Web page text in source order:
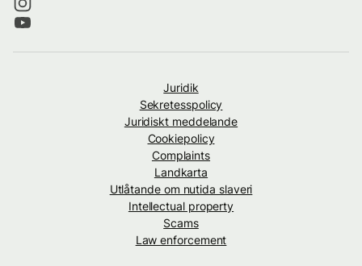
Juridik
Sekretesspolicy
Juridiskt meddelande
Cookiepolicy
Complaints
Landkarta
Utlåtande om nutida slaveri
Intellectual property
Scams
Law enforcement